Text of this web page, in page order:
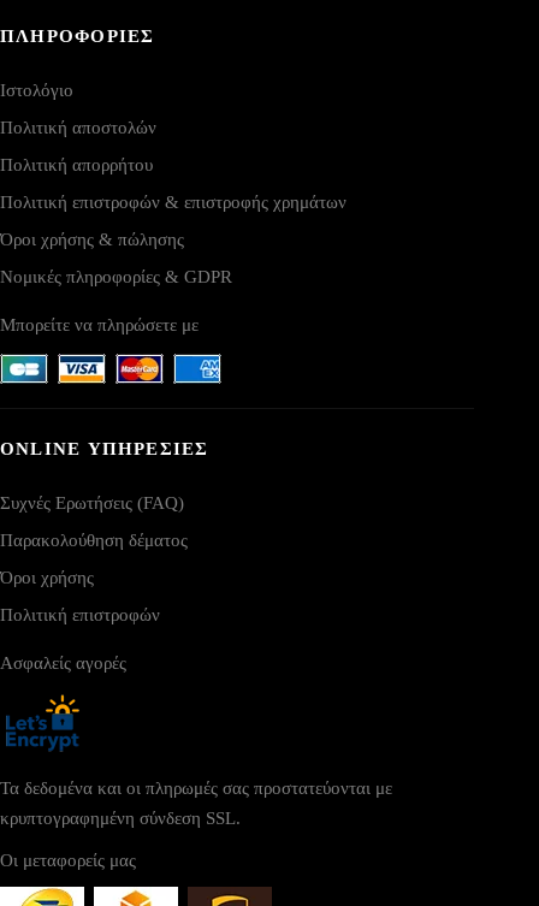
ΠΛΗΡΟΦΟΡΙΕΣ
Ιστολόγιο
Πολιτική αποστολών
Πολιτική απορρήτου
Πολιτική επιστροφών & επιστροφής χρημάτων
Όροι χρήσης & πώλησης
Νομικές πληροφορίες & GDPR
Μπορείτε να πληρώσετε με
ONLINE ΥΠΗΡΕΣΙΕΣ
Συχνές Ερωτήσεις (FAQ)
Παρακολούθηση δέματος
Όροι χρήσης
Πολιτική επιστροφών
Ασφαλείς αγορές
Τα δεδομένα και οι πληρωμές σας προστατεύονται με
κρυπτογραφημένη σύνδεση SSL.
Οι μεταφορείς μας